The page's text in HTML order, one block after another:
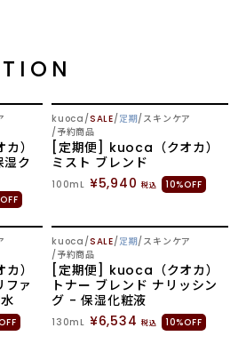
）
ク
SOLD OUT
kuoca SALE 定期 スキンケア
予約商品
[定期便] kuoca（クオカ）
ミスト ブレンド
100mL ¥5,940 税込 10%OFF
）
ファ
SOLD OUT
kuoca SALE 定期 スキンケア
予約商品
[定期便] kuoca（クオカ）
トナー ブレンド ナリッシン
グ - 保湿化粧液
130mL ¥6,534 税込 10%OFF